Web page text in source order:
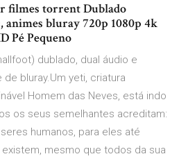
filmes torrent Dublado
animes bluray 720p 1080p 4k
Pé Pequeno
dublado, dual áudio e
bluray.Um yeti, criatura
Homem das Neves, está indo
os seus semelhantes acreditam:
humanos, para eles até
mesmo que todos da sua